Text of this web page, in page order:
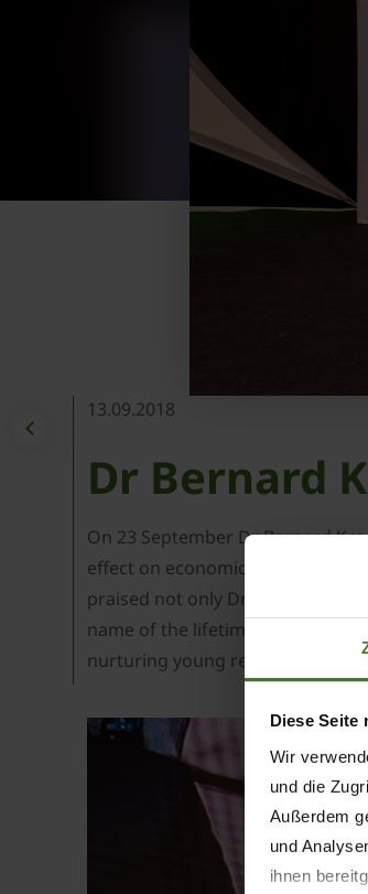
Diese Seite
Wir
und die
Außerdem
und
ihnen
13.09.2018
Dr Bernard
On 23 September Dr Bernard
effect on economic and social
praised not only Dr Krone's
name of the lifetime
nurturing young regional talent.